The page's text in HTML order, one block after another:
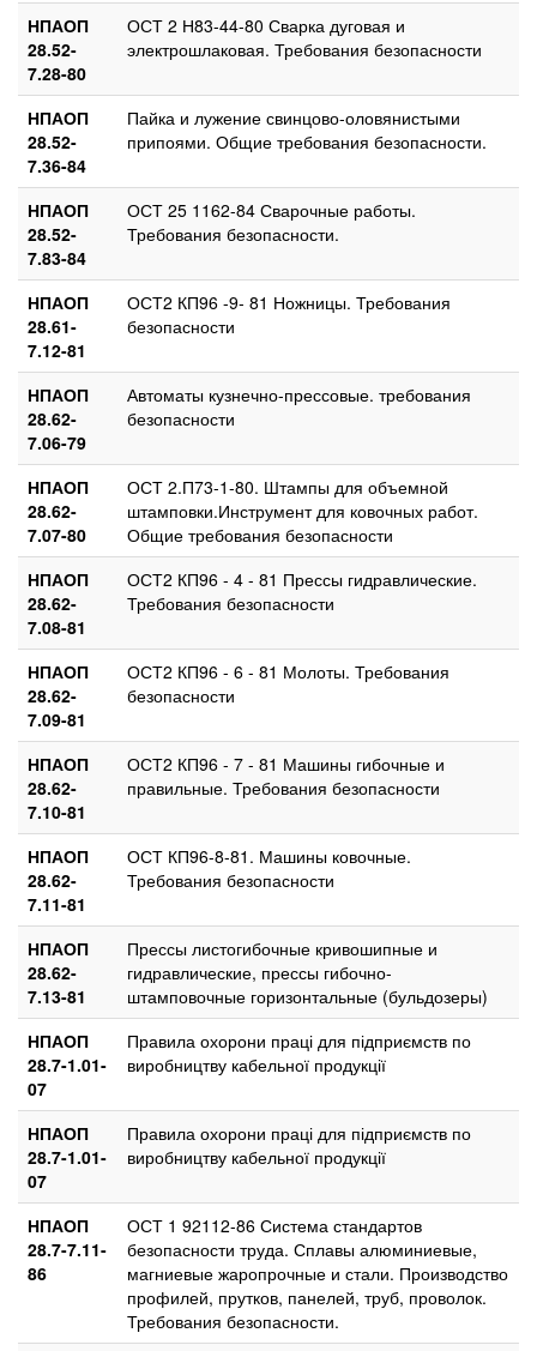
НПАОП
28.52-
7.28-80
ОСТ 2 Н83-44-80 Сварка дуговая и
электрошлаковая. Требования безопасности
НПАОП
28.52-
7.36-84
Пайка и лужение свинцово-оловянистыми
припоями. Общие требования безопасности.
НПАОП
28.52-
7.83-84
ОСТ 25 1162-84 Сварочные работы.
Требования безопасности.
НПАОП
28.61-
7.12-81
ОСТ2 КП96 -9- 81 Ножницы. Требования
безопасности
НПАОП
28.62-
7.06-79
Автоматы кузнечно-прессовые. требования
безопасности
НПАОП
28.62-
7.07-80
ОСТ 2.П73-1-80. Штампы для объемной
штамповки.Инструмент для ковочных работ.
Общие требования безопасности
НПАОП
28.62-
7.08-81
ОСТ2 КП96 - 4 - 81 Прессы гидравлические.
Требования безопасности
НПАОП
28.62-
7.09-81
ОСТ2 КП96 - 6 - 81 Молоты. Требования
безопасности
НПАОП
28.62-
7.10-81
ОСТ2 КП96 - 7 - 81 Машины гибочные и
правильные. Требования безопасности
НПАОП
28.62-
7.11-81
ОСТ КП96-8-81. Машины ковочные.
Требования безопасности
НПАОП
28.62-
7.13-81
Прессы листогибочные кривошипные и
гидравлические, прессы гибочно-
штамповочные горизонтальные (бульдозеры)
НПАОП
28.7-1.01-
07
Правила охорони праці для підприємств по
виробництву кабельної продукції
НПАОП
28.7-1.01-
07
Правила охорони праці для підприємств по
виробництву кабельної продукції
НПАОП
28.7-7.11-
86
ОСТ 1 92112-86 Система стандартов
безопасности труда. Сплавы алюминиевые,
магниевые жаропрочные и стали. Производство
профилей, прутков, панелей, труб, проволок.
Требования безопасности.